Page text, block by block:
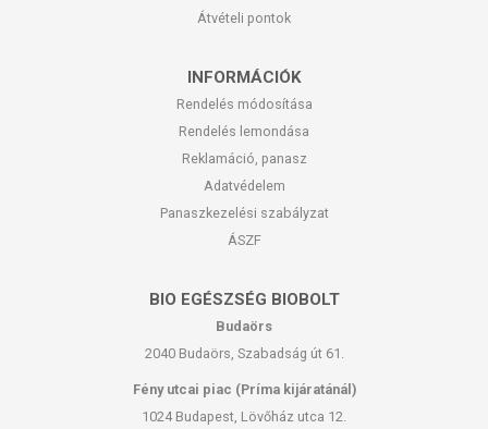
Átvételi pontok
INFORMÁCIÓK
Rendelés módosítása
Rendelés lemondása
Reklamáció, panasz
Adatvédelem
Panaszkezelési szabályzat
ÁSZF
BIO EGÉSZSÉG BIOBOLT
Budaörs
2040 Budaörs, Szabadság út 61.
Fény utcai piac (Príma kijáratánál)
1024 Budapest, Lövőház utca 12.